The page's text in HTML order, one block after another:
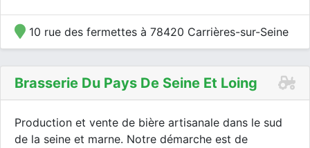
10 rue des fermettes à 78420 Carrières-sur-Seine
Brasserie Du Pays De Seine Et Loing
Production et vente de bière artisanale dans le sud
de la seine et marne. Notre démarche est de